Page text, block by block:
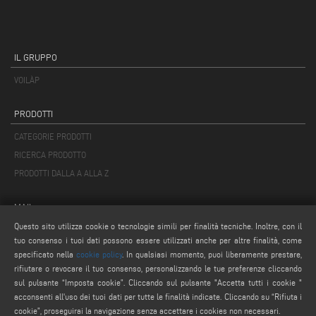
IL GRUPPO
VOILÀP
PRODOTTI
CATEGORIE PRODOTTI
RICERCA PRODOTTO
PRODOTTI DALLA A ALLA Z
MAIL
info@keraglass.com
webmaster@emmegi.com
SEGUICI
Questo sito utilizza cookie o tecnologie simili per finalità tecniche. Inoltre, con il
tuo consenso i tuoi dati possono essere utilizzati anche per altre finalità, come
specificato nella cookie policy. In qualsiasi momento, puoi liberamente prestare,
rifiutare o revocare il tuo consenso, personalizzando le tue preferenze cliccando
sul pulsante “Imposta cookie”. Cliccando sul pulsante "Accetta tutti i cookie "
acconsenti all'uso dei tuoi dati per tutte le finalità indicate. Cliccando su “Rifiuta i
cookie”, proseguirai la navigazione senza accettare i cookies non necessari.